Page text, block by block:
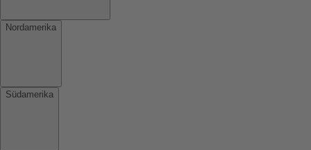
Nordamerika
Südamerika